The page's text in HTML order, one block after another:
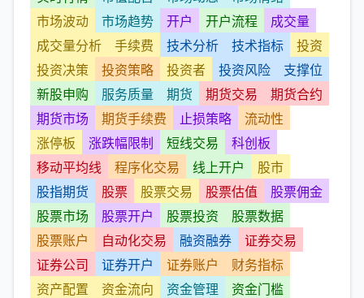
市场波动
市场趋势 开户 开户流程
成交量
成交量分析
手续费 技术分析 技术指标
投资
投资决策
投资策略 投资者 投资风险
支撑位
新股申购
服务质量 期货 期货交易
期货合约
期货市场
期货手续费 止损策略
流动性
涨停板
涨跌幅限制 短线交易
科创板
移动平均线
程序化交易 线上开户
股市
股指期货
股票 股票交易 股票估值
股票佣金
股票市场
股票开户 股票投资
股票数据
股票账户
自动化交易 融资融券
证券交易
证券公司
证券开户 证券账户
财务指标
资产配置
资金流向 资金管理
资金门槛